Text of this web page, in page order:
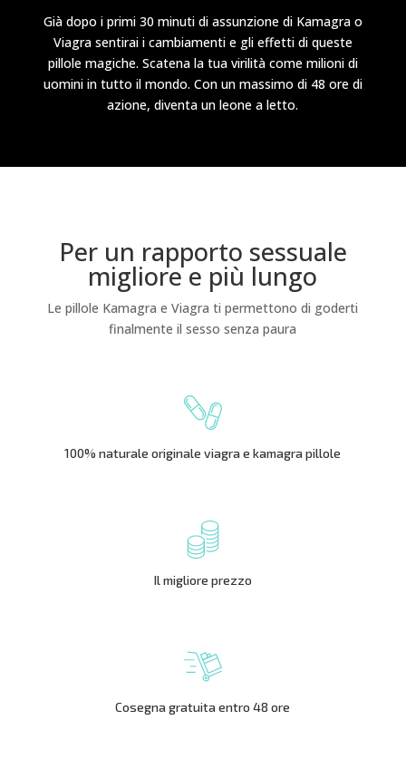
Già dopo i primi 30 minuti di assunzione di Kamagra o
Viagra sentirai i cambiamenti e gli effetti di queste
pillole magiche. Scatena la tua virilità come milioni di
uomini in tutto il mondo. Con un massimo di 48 ore di
azione, diventa un leone a letto.
Per un rapporto sessuale
migliore e più lungo
Le pillole Kamagra e Viagra ti permettono di goderti
finalmente il sesso senza paura
100% naturale originale viagra e kamagra pillole
Il migliore prezzo
Cosegna gratuita entro 48 ore